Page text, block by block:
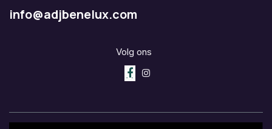
info@adjbenelux.com
Volg ons